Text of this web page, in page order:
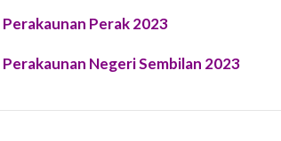
Perak 2023
Negeri Sembilan 2023